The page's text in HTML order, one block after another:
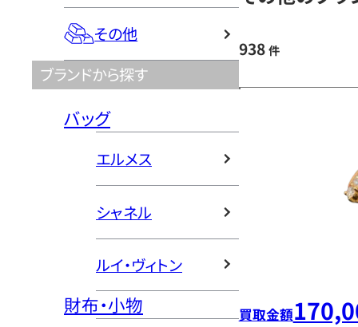
その他
ブランドから探す
バッグ
エルメス
シャネル
ルイ・ヴィトン
財布・小物
938 件
買取金額